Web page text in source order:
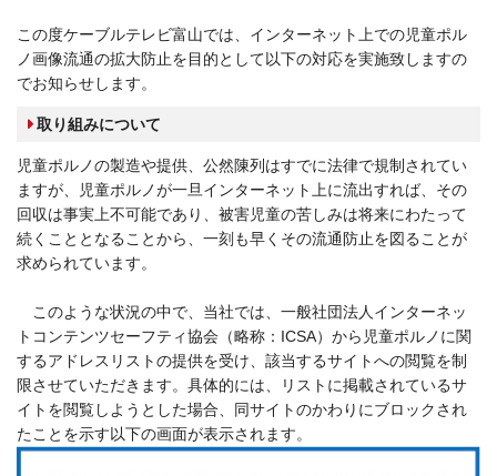
この度ケーブルテレビ富山では、インターネット上での児童ポル
ノ画像流通の拡大防止を目的として以下の対応を実施致しますの
でお知らせします。
取り組みについて
児童ポルノの製造や提供、公然陳列はすでに法律で規制されてい
ますが、児童ポルノが一旦インターネット上に流出すれば、その
回収は事実上不可能であり、被害児童の苦しみは将来にわたって
続くこととなることから、一刻も早くその流通防止を図ることが
求められています。
このような状況の中で、当社では、一般社団法人インターネッ
トコンテンツセーフティ協会（略称：ICSA）から児童ポルノに関
するアドレスリストの提供を受け、該当するサイトへの閲覧を制
限させていただきます。具体的には、リストに掲載されているサ
イトを閲覧しようとした場合、同サイトのかわりにブロックされ
たことを示す以下の画面が表示されます。